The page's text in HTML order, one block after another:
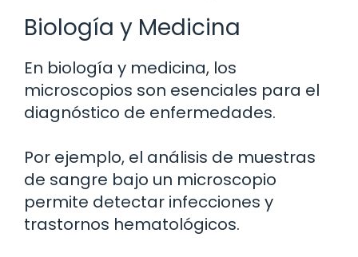
Biología y Medicina
En biología y medicina, los
microscopios son esenciales para el
diagnóstico de enfermedades.
Por ejemplo, el análisis de muestras
de sangre bajo un microscopio
permite detectar infecciones y
trastornos hematológicos.